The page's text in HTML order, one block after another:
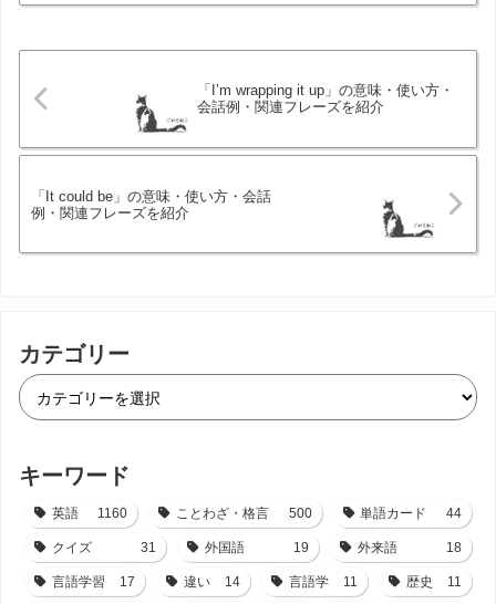
「I’m wrapping it up」の意味・使い方・
会話例・関連フレーズを紹介
「It could be」の意味・使い方・会話
例・関連フレーズを紹介
カテゴリー
キーワード
英語 1160 ことわざ・格言 500 単語カード 44
クイズ 31 外国語 19 外来語 18
言語学習 17 違い 14 言語学 11 歴史 11